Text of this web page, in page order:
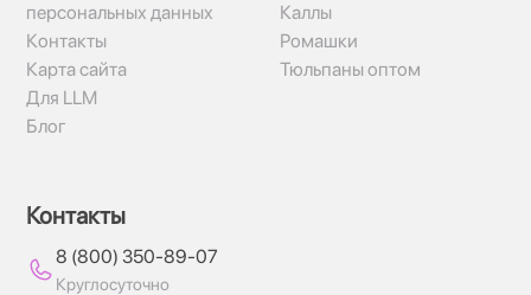
персональных данных
Контакты
Карта сайта
Для LLM
Блог
Каллы
Ромашки
Тюльпаны оптом
Контакты
8 (800) 350-89-07
Круглосуточно